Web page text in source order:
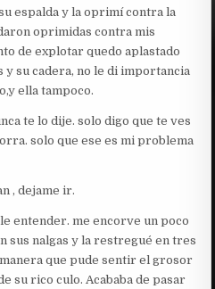
espalda y la oprimí contra la
oprimidas contra mis
de explotar quedo aplastado
y su cadera, no le di importancia
ella tampoco.
te lo dije. solo digo que te ves
solo que ese es mi problema
, dejame ir.
entender. me encorve un poco
sus nalgas y la restregué en tres
que pude sentir el grosor
su rico culo. Acababa de pasar